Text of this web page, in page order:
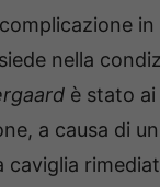
in
nella
è stato
a causa di
caviglia